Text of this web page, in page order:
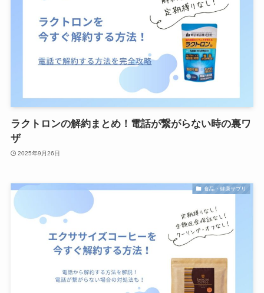
ラクトロンの解約まとめ！電話が繋がらない時の裏ワ
ザ
2025年9月26日
食品・健康サプリ